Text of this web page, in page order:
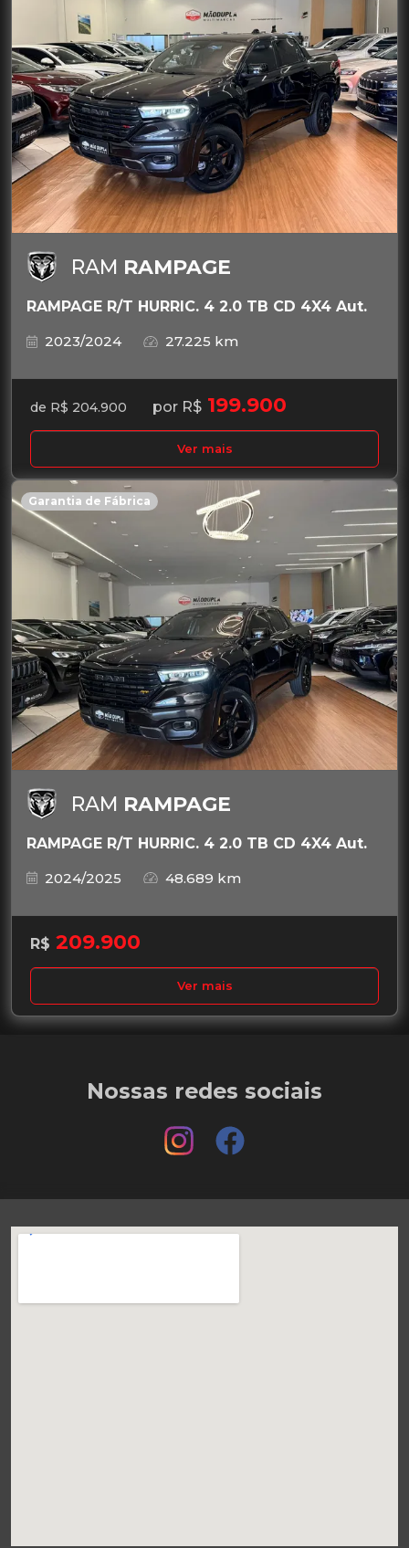
RAM RAMPAGE
RAMPAGE R/T HURRIC. 4 2.0 TB CD 4X4 Aut.
2023/2024
27.225 km
de R$ 204.900 por R$ 199.900
Ver mais
Garantia de Fábrica
RAM RAMPAGE
RAMPAGE R/T HURRIC. 4 2.0 TB CD 4X4 Aut.
2024/2025
48.689 km
R$ 209.900
Ver mais
Nossas redes sociais